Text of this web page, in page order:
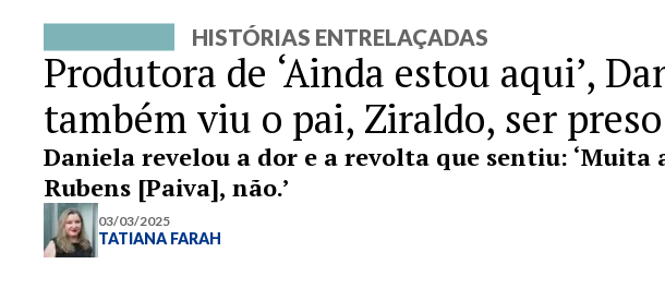
HISTÓRIAS ENTRELAÇADAS
Produtora de ‘Ainda estou aqui’,
também viu o pai, Ziraldo, ser preso
Daniela revelou a dor e a revolta que sentiu: ‘Muita
Rubens [Paiva], não.’
03/03/2025
TATIANA FARAH